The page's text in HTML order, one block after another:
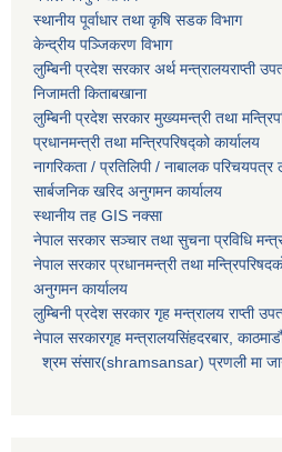
स्थानीय पूर्वाधार तथा कृषि सडक विभाग
केन्द्रीय पञ्जिकरण विभाग
लुम्बिनी प्रदेश सरकार अर्थ मन्त्रालयराप्ती
निजामती किताबखाना
लुम्बिनी प्रदेश सरकार मुख्यमन्त्री तथा
प्रधानमन्त्री तथा मन्त्रिपरिषद्को कार्यालय
नागरिकता / प्रतिलिपी / नाबालक
सार्बजनिक खरिद अनुगमन कार्यालय
स्थानीय तह GIS नक्सा
नेपाल सरकारसञ्चार तथा सुचना प्रविधि
नेपाल सरकार प्रधानमन्त्री तथा
अनुगमन कार्यालय
लुम्बिनी प्रदेश सरकार गृह मन्त्रालय राप्ती
नेपाल सरकारगृह मन्त्रालयसिंहदरबार,
श्रम संसार(shramsansar) प्रणली मा